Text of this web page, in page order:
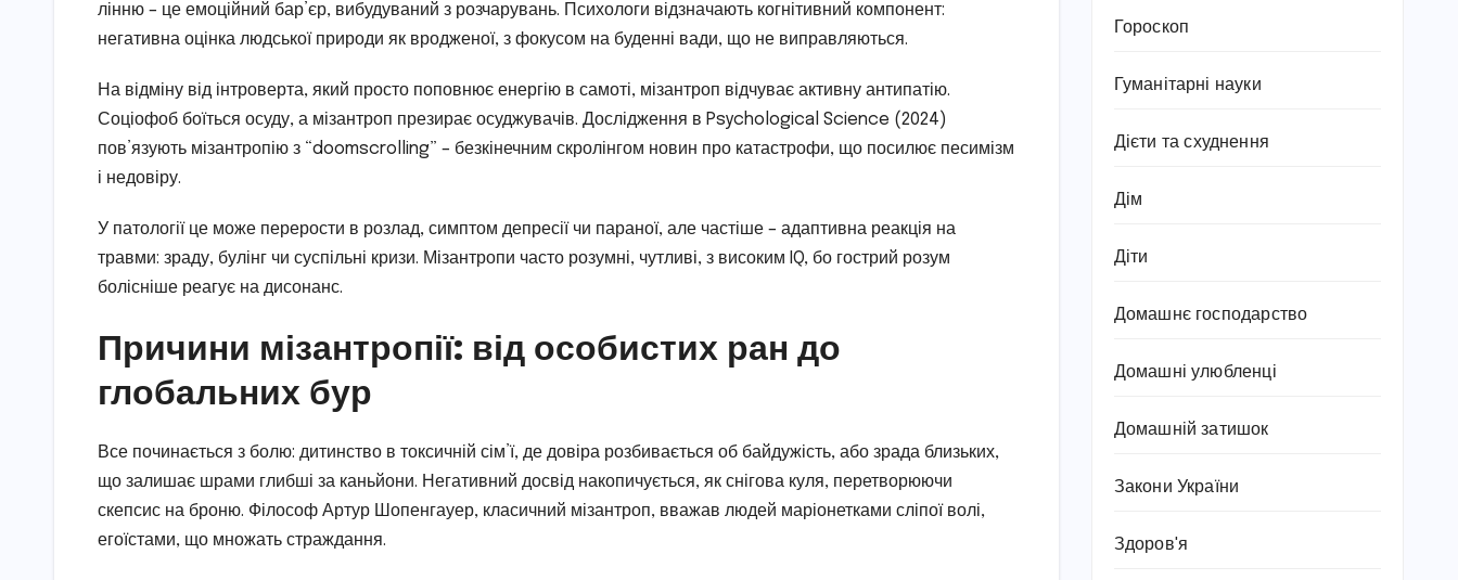
лінню – це емоційний бар’єр, вибудуваний з розчарувань. Психологи відзначають когнітивний компонент:
негативна оцінка людської природи як вродженої, з фокусом на буденні вади, що не виправляються.
На відміну від інтроверта, який просто поповнює енергію в самоті, мізантроп відчуває активну антипатію.
Соціофоб боїться осуду, а мізантроп презирає осуджувачів. Дослідження в Psychological Science (2024)
пов’язують мізантропію з “doomscrolling” – безкінечним скролінгом новин про катастрофи, що посилює песимізм
і недовіру.
У патології це може перерости в розлад, симптом депресії чи параної, але частіше – адаптивна реакція на
травми: зраду, булінг чи суспільні кризи. Мізантропи часто розумні, чутливі, з високим IQ, бо гострий розум
болісніше реагує на дисонанс.
Причини мізантропії: від особистих ран до
глобальних бур
Все починається з болю: дитинство в токсичній сім’ї, де довіра розбивається об байдужість, або зрада близьких,
що залишає шрами глибші за каньйони. Негативний досвід накопичується, як снігова куля, перетворюючи
скепсис на броню. Філософ Артур Шопенгауер, класичний мізантроп, вважав людей маріонетками сліпої волі,
егоїстами, що множать страждання.
Гороскоп
Гуманітарні науки
Дієти та схуднення
Дім
Діти
Домашнє господарство
Домашні улюбленці
Домашній затишок
Закони України
Здоров'я